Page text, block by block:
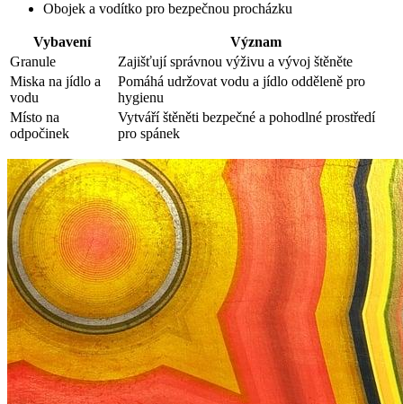
Obojek a vodítko pro bezpečnou procházku
Vybavení
Význam
Granule
Zajišťují správnou výživu a vývoj štěněte
Miska na jídlo a
vodu
Pomáhá udržovat vodu a jídlo odděleně pro
hygienu
Místo na
odpočinek
Vytváří štěněti bezpečné a pohodlné prostředí
pro spánek